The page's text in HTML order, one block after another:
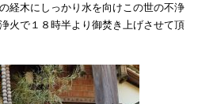
経木にしっかり水を向けこの世の不浄
火で１８時半より御焚き上げさせて頂